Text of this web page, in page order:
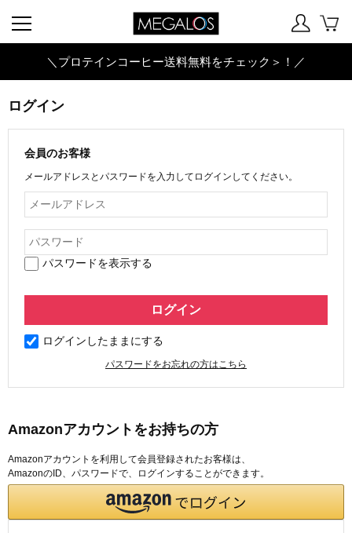
＼プロテインコーヒー送料無料をチェック＞！／
ログイン
会員のお客様
メールアドレスとパスワードを入力してログインしてください。
パスワードを表示する
ログインしたままにする
パスワードをお忘れの方はこちら
Amazonアカウントをお持ちの方
Amazonアカウントを利用して会員登録されたお客様は、
AmazonのID、パスワードで、ログインすることができます。